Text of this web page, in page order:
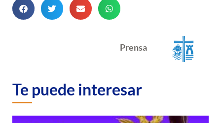
Prensa
Te puede interesar